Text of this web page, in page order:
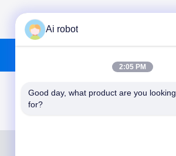
Ai robot
2:05 PM
Good day, what product are you looking
for?